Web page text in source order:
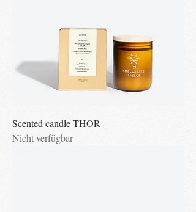
Scented candle THOR
Nicht verfügbar